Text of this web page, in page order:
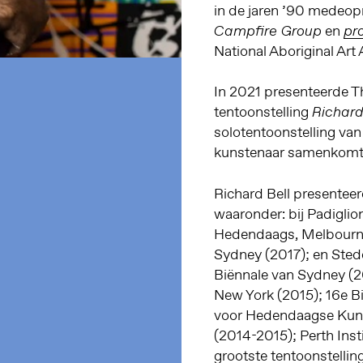
in de jaren ’90
Campfire Group en
National Aboriginal Art
In 2021 presenteerde
tentoonstelling
solotentoonstelling
kunstenaar
Richard Bell
waaronder: bij
Hedendaags,
Sydney (2017); en
Biënnale van Sydney
New York (2015); 16e
voor Hedendaagse
(2014-2015); Perth
grootste